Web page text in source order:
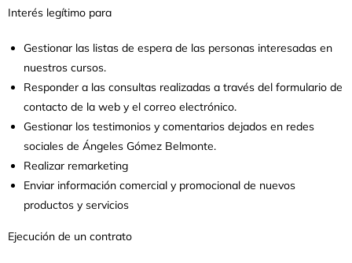
Interés legítimo para
Gestionar las listas de espera de las personas interesadas en
nuestros cursos.
Responder a las consultas realizadas a través del formulario de
contacto de la web y el correo electrónico.
Gestionar los testimonios y comentarios dejados en redes
sociales de Ángeles Gómez Belmonte.
Realizar remarketing
Enviar información comercial y promocional de nuevos
productos y servicios
Ejecución de un contrato